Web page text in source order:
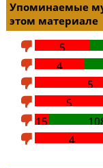
Упоминаемые
этом материале
5
4
5
5
15
4